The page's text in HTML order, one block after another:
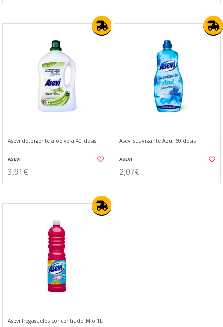
Asevi detergente aloe vera 40 dosis
ASEVI
3,91€
Asevi suavizante Azul 60 dosis
ASEVI
2,07€
Asevi fregasuelos concentrado Mio 1L